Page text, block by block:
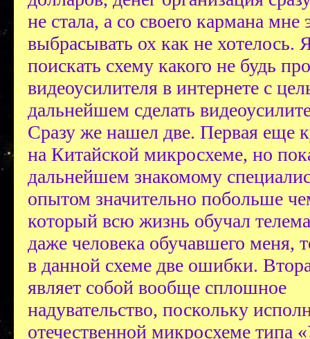
не стала, а со своего кармана мне
выбрасывать ох как не хотелось.
поискать схему какого не будь
видеоусилителя в интернете с
дальнейшем сделать
Сразу же нашел две. Первая еще
на Китайской микросхеме, но
дальнейшем знакомому
опытом значительно побольше
который всю жизнь обучал
даже человека обучавшего меня,
в данной схеме две ошибки.
являет собой вообще сплошное
надувательство, поскольку
отечественной микросхеме типа